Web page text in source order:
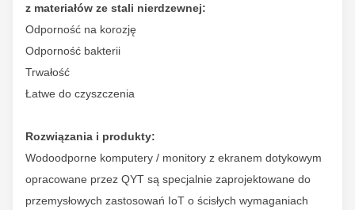
z materiałów ze stali nierdzewnej:
Odporność na korozję
Odporność bakterii
Trwałość
Łatwe do czyszczenia
Rozwiązania i produkty:
Wodoodporne komputery / monitory z ekranem dotykowym
opracowane przez QYT są specjalnie zaprojektowane do
przemysłowych zastosowań IoT o ścisłych wymaganiach